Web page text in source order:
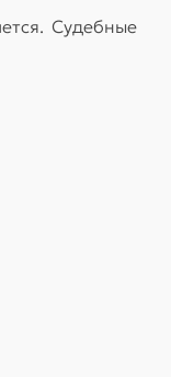
Судебные